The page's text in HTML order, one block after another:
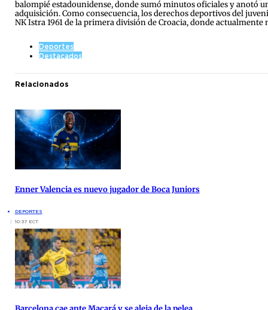
balompié estadounidense, donde sumó minutos oficiales y anotó
adquisición. Como consecuencia, los derechos deportivos del
NK Istra 1961 de la primera división de Croacia, donde
Deportes
Destacados
Relacionados
Enner Valencia es nuevo jugador de Boca Juniors
DEPORTES
10:37 ECT